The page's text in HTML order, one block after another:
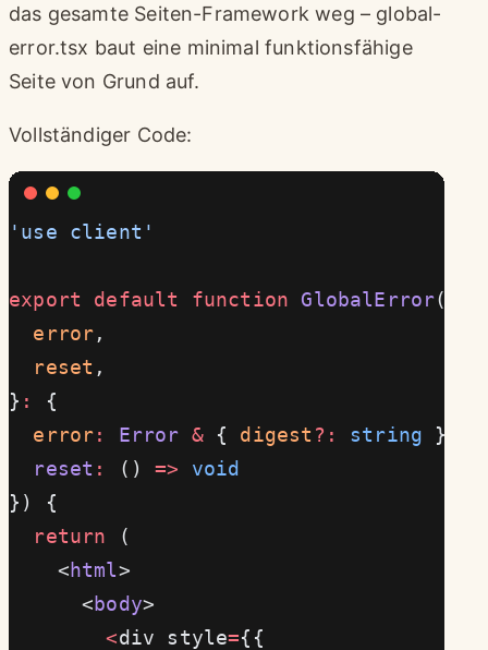
das gesamte Seiten-Framework weg – global-
error.tsx baut eine minimal funktionsfähige
Seite von Grund auf.
Vollständiger Code:
'use client'
export default function GlobalError({
  error
,
  reset
,
} :
{
  error
: Error & { digest ?: string }
  reset
: () => void
}) {
  return
(
    <
html>
      <
body>
        <
div style={{